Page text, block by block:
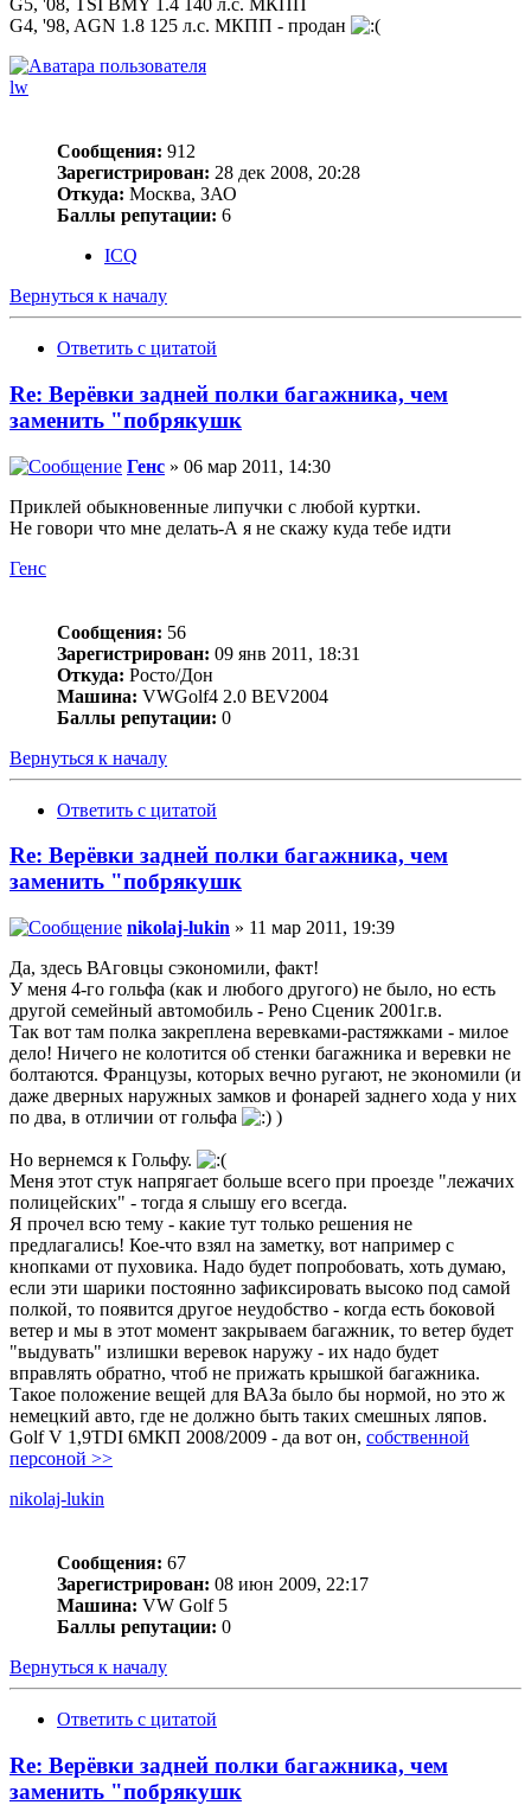
G5, '08, TSI BMY 1.4 140 л.с. МКПП
G4, '98, AGN 1.8 125 л.с. МКПП - продан
lw
Сообщения: 912
Зарегистрирован: 28 дек 2008, 20:28
Откуда: Москва, ЗАО
Баллы репутации: 6
ICQ
Вернуться к началу
Ответить с цитатой
Re: Верёвки задней полки багажника, чем
заменить "побрякушк
Генс » 06 мар 2011, 14:30
Приклей обыкновенные липучки с любой куртки.
Не говори что мне делать-А я не скажу куда тебе идти
Генс
Сообщения: 56
Зарегистрирован: 09 янв 2011, 18:31
Откуда: Росто/Дон
Машина: VWGolf4 2.0 BEV2004
Баллы репутации: 0
Вернуться к началу
Ответить с цитатой
Re: Верёвки задней полки багажника, чем
заменить "побрякушк
nikolaj-lukin » 11 мар 2011, 19:39
Да, здесь ВАговцы сэкономили, факт!
У меня 4-го гольфа (как и любого другого) не было, но есть
другой семейный автомобиль - Рено Сценик 2001г.в.
Так вот там полка закреплена веревками-растяжками - милое
дело! Ничего не колотится об стенки багажника и веревки не
болтаются. Французы, которых вечно ругают, не экономили (и
даже дверных наружных замков и фонарей заднего хода у них
по два, в отличии от гольфа
)
Но вернемся к Гольфу.
Меня этот стук напрягает больше всего при проезде "лежачих
полицейских" - тогда я слышу его всегда.
Я прочел всю тему - какие тут только решения не
предлагались! Кое-что взял на заметку, вот например с
кнопками от пуховика. Надо будет попробовать, хоть думаю,
если эти шарики постоянно зафиксировать высоко под самой
полкой, то появится другое неудобство - когда есть боковой
ветер и мы в этот момент закрываем багажник, то ветер будет
"выдувать" излишки веревок наружу - их надо будет
вправлять обратно, чтоб не прижать крышкой багажника.
Такое положение вещей для ВАЗа было бы нормой, но это ж
немецкий авто, где не должно быть таких смешных ляпов.
Golf V 1,9TDI 6МКП 2008/2009 - да вот он, собственной
персоной >>
nikolaj-lukin
Сообщения: 67
Зарегистрирован: 08 июн 2009, 22:17
Машина: VW Golf 5
Баллы репутации: 0
Вернуться к началу
Ответить с цитатой
Re: Верёвки задней полки багажника, чем
заменить "побрякушк